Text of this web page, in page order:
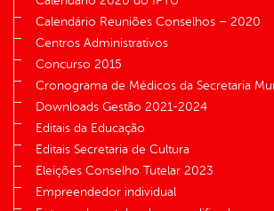
Calendário Reuniões Conselhos – 2020
Centros Administrativos
Concurso 2015
Cronograma de Médicos da Secretaria
Downloads Gestão 2021-2024
Editais da Educação
Editais Secretaria de Cultura
Eleições Conselho Tutelar 2023
Empreendedor individual